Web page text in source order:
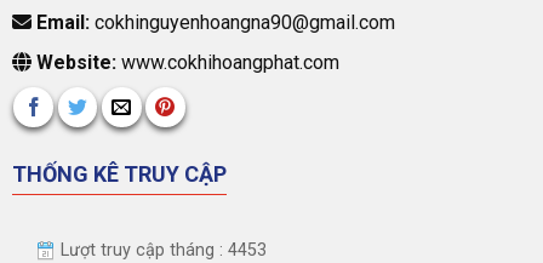
Email:cokhinguyenhoangna90@gmail.com
Website:www.cokhihoangphat.com
THỐNG KÊ TRUY CẬP
Lượt truy cập tháng : 4453